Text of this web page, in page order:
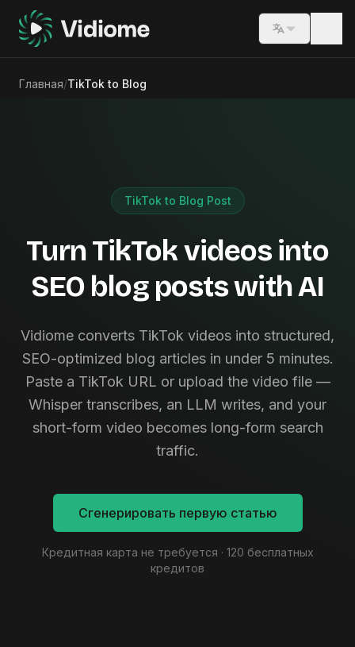
Switch
Главная/TikTok to Blog
TikTok to Blog Post
Turn TikTok videos into
SEO blog posts with AI
Vidiome converts TikTok videos into structured,
SEO-optimized blog articles in under 5 minutes.
Paste a TikTok URL or upload the video file —
Whisper transcribes, an LLM writes, and your
short-form video becomes long-form search
traffic.
Сгенерировать первую статью
Кредитная карта не требуется · 120 бесплатных
кредитов